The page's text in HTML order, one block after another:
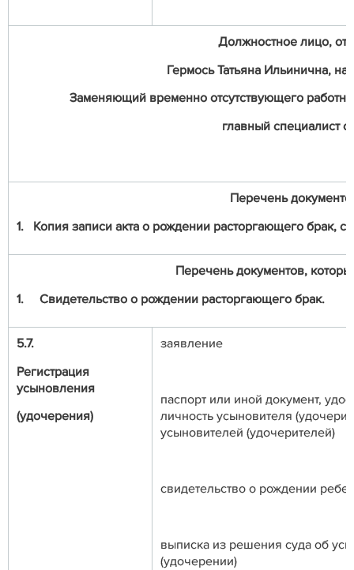
Должностное лицо,
Гермось Татьяна Ильинична,
Заменяющий временно отсутствующего
главный специалист
Перечень
1. Копия записи акта о рождении расторгающего брак,
Перечень документов,
1. Свидетельство о рождении расторгающего брак.
5.7.
Регистрация
усыновления
(удочерения)
заявление
паспорт или иной документ,
личность усыновителя
усыновителей (удочерителей)
свидетельство о рождении
выписка из решения суда об
(удочерении)